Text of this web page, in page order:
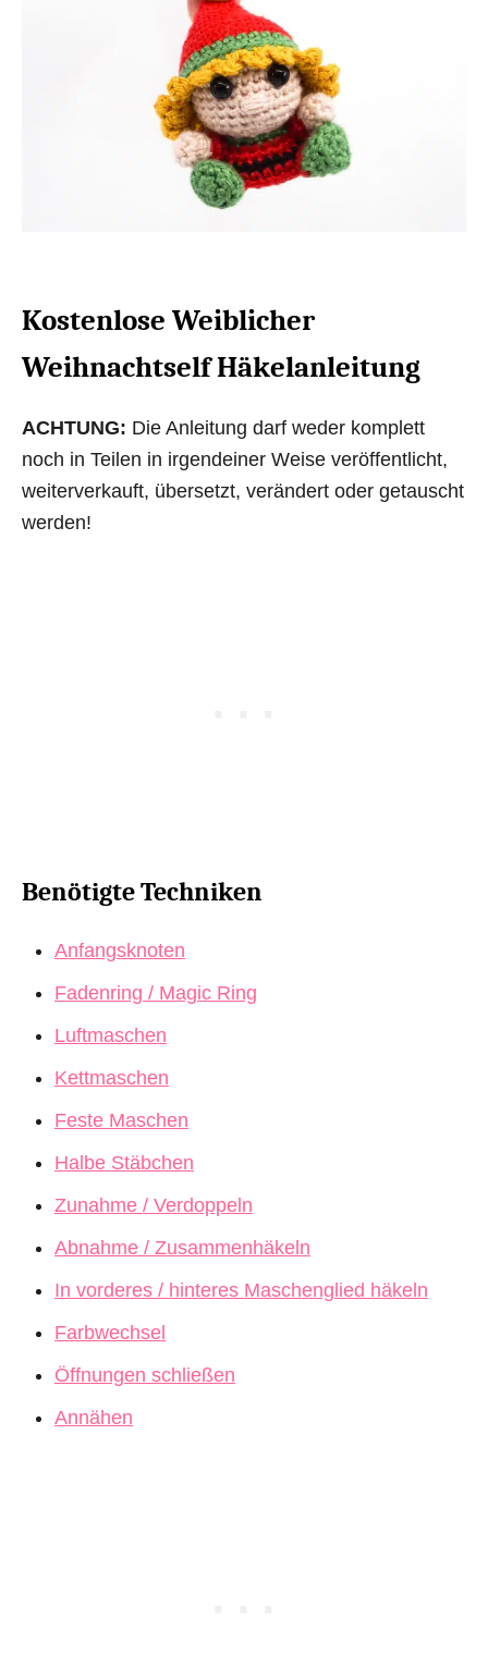
Kostenlose Weiblicher
Weihnachtself Häkelanleitung
ACHTUNG: Die Anleitung darf weder komplett
noch in Teilen in irgendeiner Weise veröffentlicht,
weiterverkauft, übersetzt, verändert oder getauscht
werden!
Benötigte Techniken
Anfangsknoten
Fadenring / Magic Ring
Luftmaschen
Kettmaschen
Feste Maschen
Halbe Stäbchen
Zunahme / Verdoppeln
Abnahme / Zusammenhäkeln
In vorderes / hinteres Maschenglied häkeln
Farbwechsel
Öffnungen schließen
Annähen